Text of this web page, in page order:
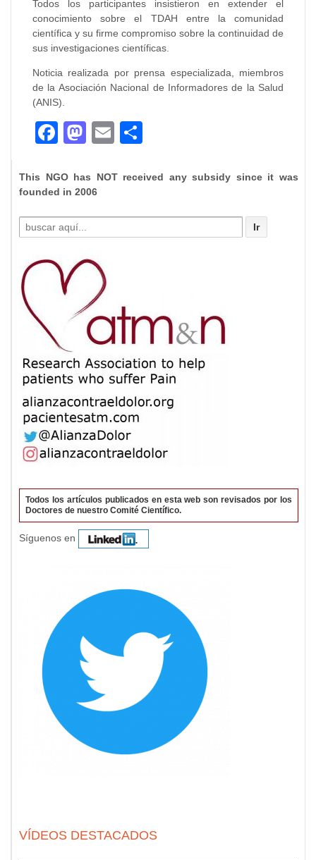
Todos los participantes insistieron en extender el
conocimiento sobre el TDAH entre la comunidad
científica y su firme compromiso sobre la continuidad de
sus investigaciones científicas.
Noticia realizada por prensa especializada, miembros
de la Asociación Nacional de Informadores de la Salud
(ANIS).
Facebook
Mastodon
Email
This NGO has NOT received any subsidy since it was
founded in 2006
Buscar
por:
Todos los artículos publicados en esta web son revisados por los
Doctores de nuestro Comité Científico.
Síguenos en
VÍDEOS DESTACADOS